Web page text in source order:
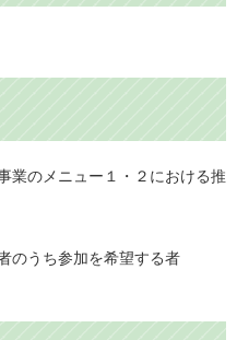
業のメニュー１・２における推
のうち参加を希望する者